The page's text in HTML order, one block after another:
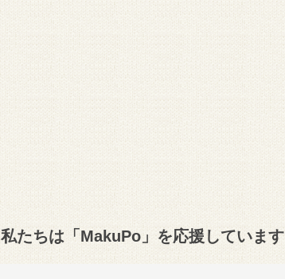
私たちは「MakuPo」を応援しています